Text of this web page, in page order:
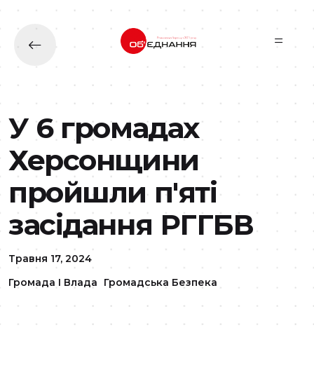
У 6 громадах
Херсонщини
пройшли п'яті
засідання РГГБВ
Травня 17, 2024
Громада І Влада
Громадська Безпека